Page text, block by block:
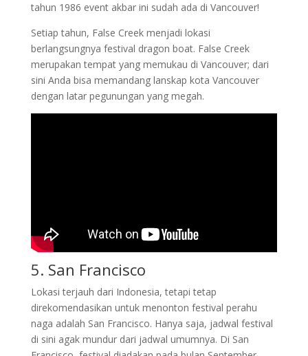
tahun 1986 event akbar ini sudah ada di Vancouver!
Setiap tahun, False Creek menjadi lokasi
berlangsungnya festival dragon boat. False Creek
merupakan tempat yang memukau di Vancouver; dari
sini Anda bisa memandang lanskap kota Vancouver
dengan latar pegunungan yang megah.
5. San Francisco
Lokasi terjauh dari Indonesia, tetapi tetap
direkomendasikan untuk menonton festival perahu
naga adalah San Francisco. Hanya saja, jadwal festival
di sini agak mundur dari jadwal umumnya. Di San